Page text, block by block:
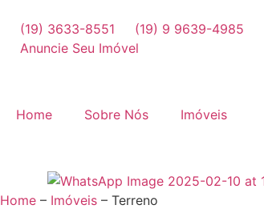
(19) 3633-8551 (19) 9 9639-4985
Anuncie Seu Imóvel
Home Sobre Nós Imóveis
Home – Imóveis – Terreno